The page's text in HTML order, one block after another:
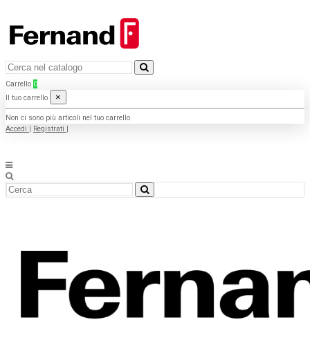
Carrello 0
Il tuo carrello
×
Non ci sono più articoli nel tuo carrello
Accedi
Registrati